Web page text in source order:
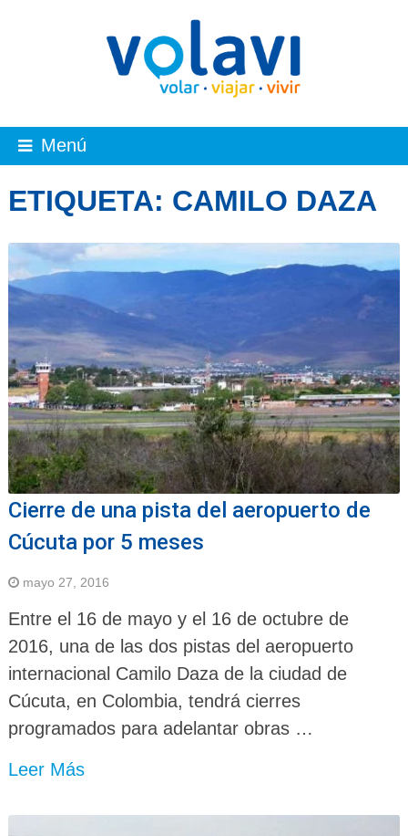
Menú
ETIQUETA: CAMILO DAZA
Cierre de una pista del aeropuerto de
Cúcuta por 5 meses
mayo 27, 2016
Entre el 16 de mayo y el 16 de octubre de
2016, una de las dos pistas del aeropuerto
internacional Camilo Daza de la ciudad de
Cúcuta, en Colombia, tendrá cierres
programados para adelantar obras …
Leer Más